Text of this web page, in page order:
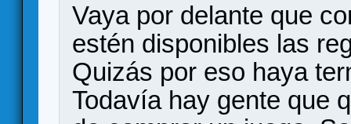
Vaya por delante que
estén disponibles las
Quizás por eso haya
Todavía hay gente que